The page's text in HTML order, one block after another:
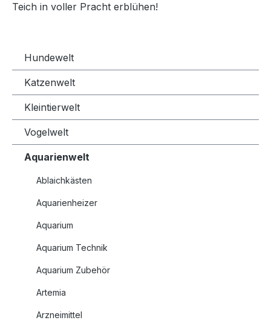
Teich in voller Pracht erblühen!
Hundewelt
Katzenwelt
Kleintierwelt
Vogelwelt
Aquarienwelt
Ablaichkästen
Aquarienheizer
Aquarium
Aquarium Technik
Aquarium Zubehör
Artemia
Arzneimittel